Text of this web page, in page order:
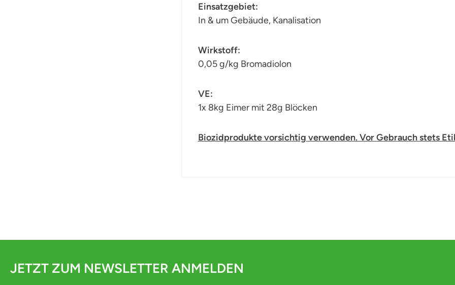
Einsatzgebiet:
In & um Gebäude, Kanalisation
Wirkstoff:
0,05 g/kg Bromadiolon
VE:
1x 8kg Eimer mit 28g Blöcken
Biozidprodukte vorsichtig verwenden. Vor Gebrauch stets
JETZT ZUM NEWSLETTER ANMELDEN